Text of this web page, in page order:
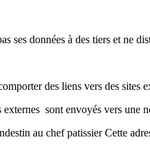
ses données à des tiers et ne
des liens vers des
sont envoyés vers une
au chef patissierCette